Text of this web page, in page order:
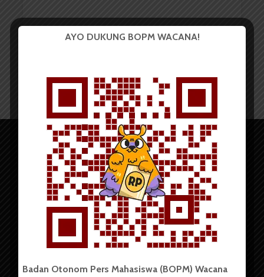
Copyright © 2023. All rights reserved BOPM WACANA.
AYO DUKUNG BOPM WACANA!
Badan Otonom Pers Mahasiswa (BOPM) Wacana